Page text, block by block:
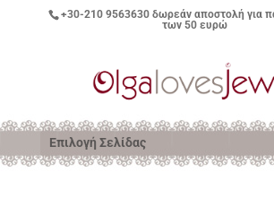
+30-210 9563630δωρεάν αποστολή για
των 50 ευρώ
Επιλογή Σελίδας